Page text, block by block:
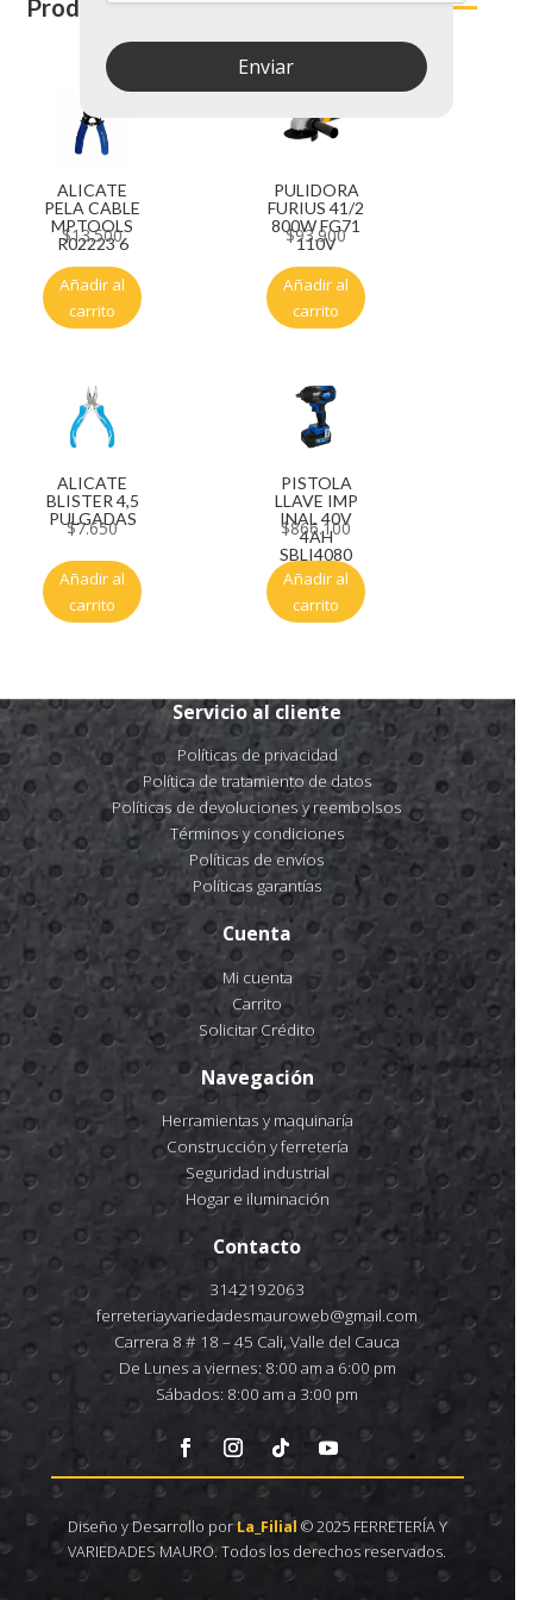
Productos relacionados
ALICATE
PELA CABLE
MPTOOLS
R02223 6
$13.500
Añadir al
carrito
PULIDORA
FURIUS 41/2
800W FG71
110V
$93.900
Añadir al
carrito
ALICATE
BLISTER 4,5
PULGADAS
$7.650
Añadir al
carrito
PISTOLA
LLAVE IMP
INAL 40V
4AH
SBLI4080
$866.100
Añadir al
carrito
Servicio al cliente
Políticas de privacidad
Política de tratamiento de datos
Políticas de devoluciones y reembolsos
Términos y condiciones
Políticas de envíos
Políticas garantías
Cuenta
Mi cuenta
Carrito
Solicitar Crédito
Navegación
Herramientas y maquinaría
Construcción y ferretería
Seguridad industrial
Hogar e iluminación
Contacto
3142192063
ferreteriayvariedadesmauroweb@gmail.com
Carrera 8 # 18 – 45 Cali, Valle del Cauca
De Lunes a viernes: 8:00 am a 6:00 pm
Sábados: 8:00 am a 3:00 pm
Diseño y Desarrollo porLa_Filial © 2025 FERRETERÍA Y
VARIEDADES MAURO. Todos los derechos reservados.
Enviar